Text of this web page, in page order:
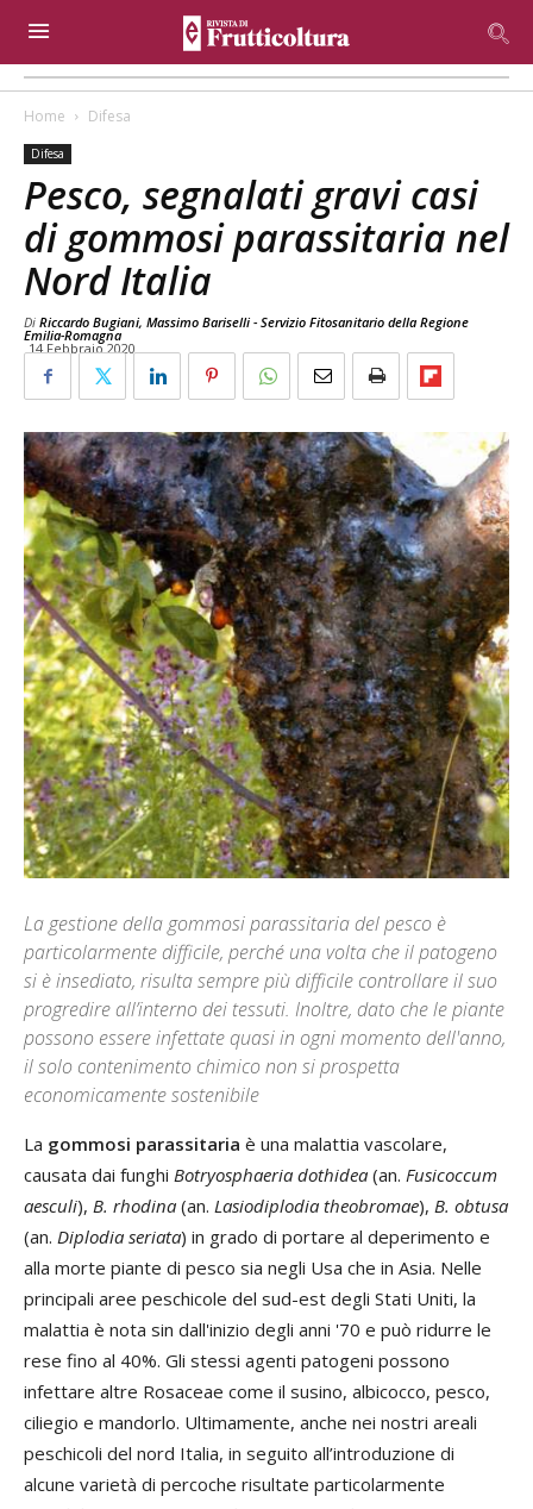
Home Difesa
Difesa
Pesco, segnalati gravi casi
di gommosi parassitaria nel
Nord Italia
Di Riccardo Bugiani, Massimo Bariselli - Servizio Fitosanitario della Regione
Emilia-Romagna
14 Febbraio 2020
La gestione della gommosi parassitaria del pesco è
particolarmente difficile, perché una volta che il patogeno
si è insediato, risulta sempre più difficile controllare il suo
progredire all’interno dei tessuti. Inoltre, dato che le piante
possono essere infettate quasi in ogni momento dell'anno,
il solo contenimento chimico non si prospetta
economicamente sostenibile
La gommosi parassitaria è una malattia vascolare,
causata dai funghi Botryosphaeria dothidea (an. Fusicoccum
aesculi), B. rhodina (an. Lasiodiplodia theobromae), B. obtusa
(an. Diplodia seriata) in grado di portare al deperimento e
alla morte piante di pesco sia negli Usa che in Asia. Nelle
principali aree peschicole del sud-est degli Stati Uniti, la
malattia è nota sin dall'inizio degli anni '70 e può ridurre le
rese fino al 40%. Gli stessi agenti patogeni possono
infettare altre Rosaceae come il susino, albicocco, pesco,
ciliegio e mandorlo. Ultimamente, anche nei nostri areali
peschicoli del nord Italia, in seguito all’introduzione di
alcune varietà di percoche risultate particolarmente